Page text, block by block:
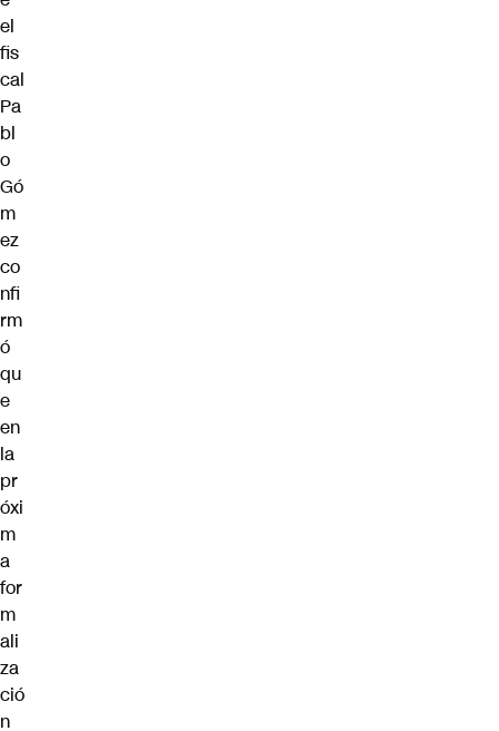
el
fis
cal
Pa
bl
o
Gó
m
ez
co
nfi
rm
ó
qu
e
en
la
pr
óxi
m
a
for
m
ali
za
ció
n